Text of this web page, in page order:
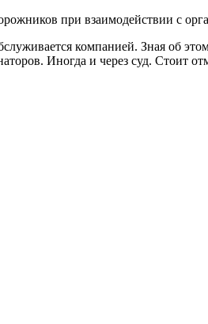
при взаимодействии с
компанией. Зная об
Иногда и через суд. Стоит